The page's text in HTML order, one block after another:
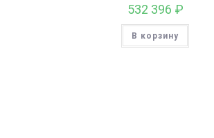
532 396 ₽
В корзину